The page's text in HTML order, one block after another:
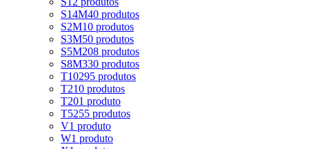
S14M40 produtos
S2M10 produtos
S3M50 produtos
S5M208 produtos
S8M330 produtos
T10295 produtos
T210 produtos
T201 produto
T5255 produtos
V1 produto
W1 produto